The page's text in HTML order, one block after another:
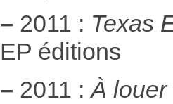
– 2011 : Texas
EP éditions
– 2011 :À louer